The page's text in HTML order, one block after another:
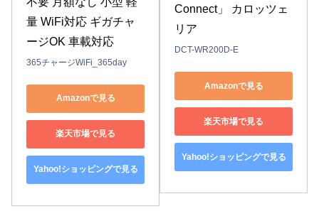
量 WiFi対応 ギガチャ
ージOK 車載対応
365チャージWiFi_365day
Amazonで見る
楽天市場で見る
Yahoo!ショッピングで見る
Connect」 カロッツェ
リア
DCT-WR200D-E
Amazonで見る
楽天市場で見る
Yahoo!ショッピングで見る